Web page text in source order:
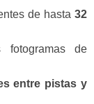
de hasta 32
de
entre pistas y